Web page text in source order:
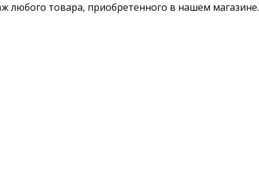
любого товара, приобретенного в нашем магазине.